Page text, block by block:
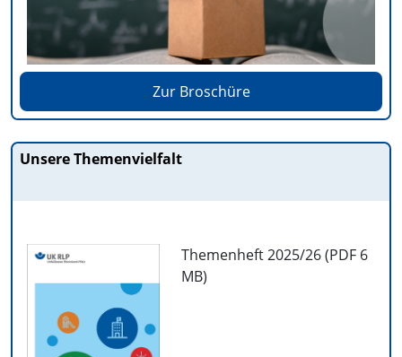
Zur Broschüre
Unsere Themenvielfalt
Themenheft 2025/26 (PDF6
MB)